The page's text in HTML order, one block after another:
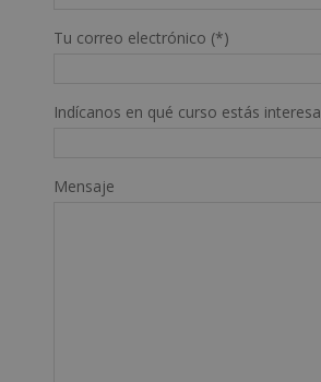
Tu correo electrónico (*)
Indícanos en qué curso estás
Mensaje